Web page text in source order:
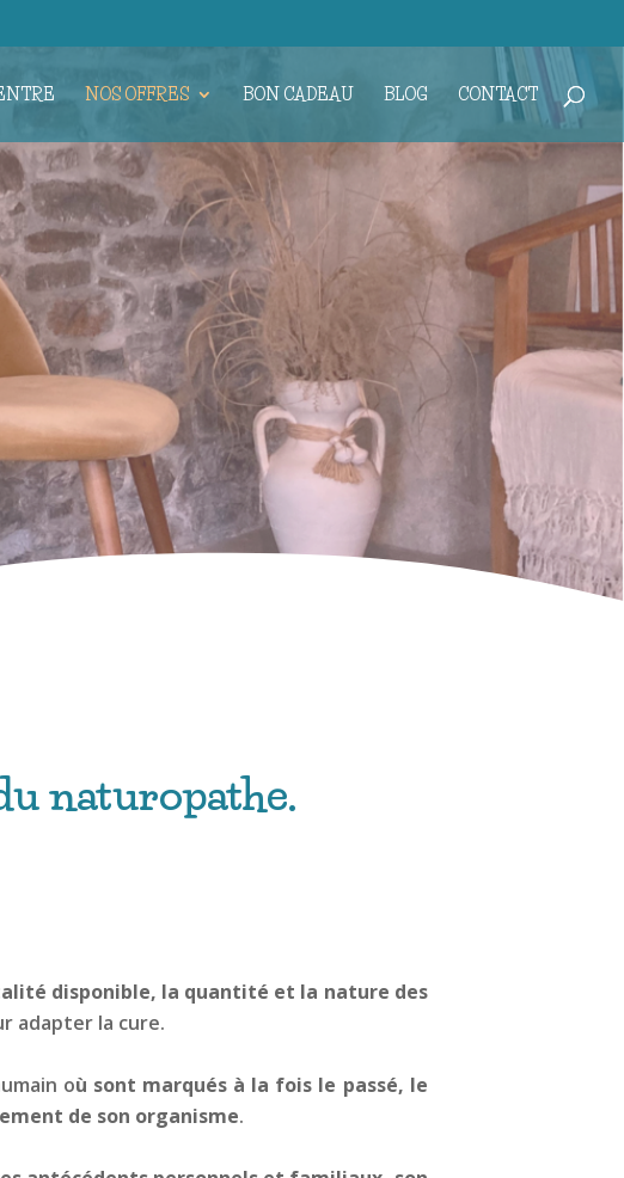
NOS OFFRES BON CADEAU BLOG CONTACT
naturopathe.
disponible, la quantité et la nature des
adapter la cure.
où sont marqués à la fois le passé, le
de son organisme.